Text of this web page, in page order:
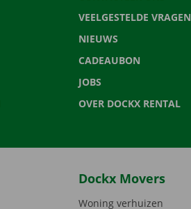
VEELGESTELDE VRAGEN
NIEUWS
CADEAUBON
JOBS
OVER DOCKX RENTAL
Dockx Movers
Woning verhuizen